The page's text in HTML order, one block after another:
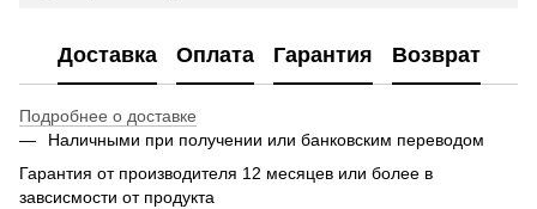
Доставка Оплата Гарантия Возврат
Подробнее о доставке
Наличными при получении или банковским переводом
Гарантия от производителя 12 месяцев или более в
завсисмости от продукта